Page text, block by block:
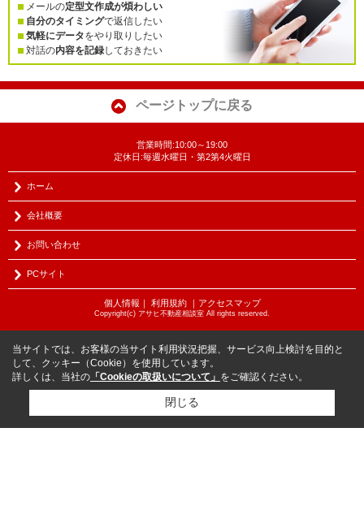
メールの定型文作成が煩わしい
自分のタイミングで返信したい
気軽にデータをやり取りしたい
対話の内容を記録しておきたい
ページトップに戻る
営業時間:10:00～19:00
定休日:毎週水曜日・第2第4火曜日
ホーム
会社概要
お問い合わせ
PCサイト
個人情報 ｜ 利用規約｜ アクセスマップ
Copyright(c) アサヒ不動産相談室 All rights reserved.
当サイトでは、お客様の当サイト利用状況把握、サービス向上検討を目的と
して、クッキー（Cookie）を使用しています。
詳しくは、当社の 「Cookieの取扱いについて」 をご確認ください。
閉じる